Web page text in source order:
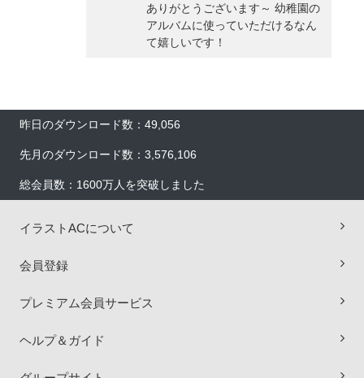
ありがとうございます～ 幼稚園の
アルバムに使っていただけるなん
て嬉しいです！
昨日のダウンロード数：49,056
先月のダウンロード数：3,576,106
総会員数：1600万人を突破しました
イラストACについて
会員登録
プレミアム会員サービス
ヘルプ＆ガイド